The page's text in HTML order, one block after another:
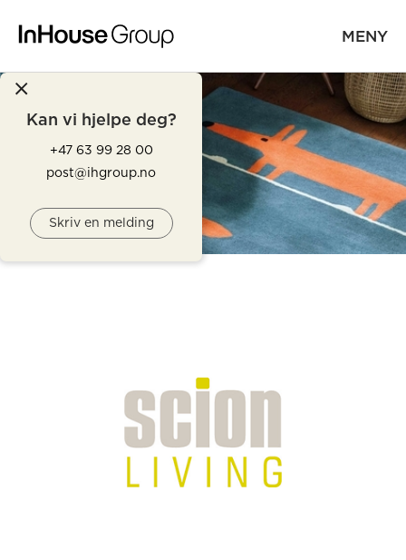
MENY
Kan vi hjelpe deg?
+47 63 99 28 00
post@ihgroup.no
Skriv en melding